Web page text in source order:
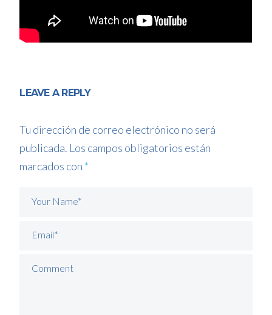
LEAVE A REPLY
Tu dirección de correo electrónico no será
publicada. Los campos obligatorios están
marcados con *
Your Name*
Email*
Comment